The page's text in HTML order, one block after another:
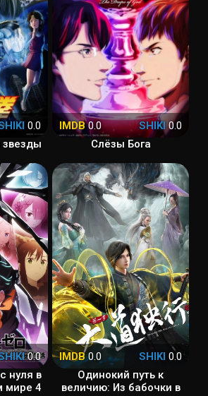
0.0
звезды
IMDB0.0 SHIKI0.0
Слёзы Бога
0.0
нуля в
мире 4
IMDB0.0 SHIKI 0.0
Одинокий путь к
величию: Из бабочки в